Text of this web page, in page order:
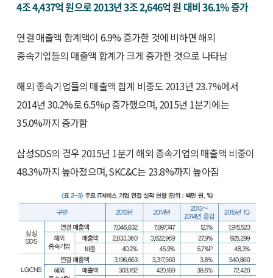
4조 4,437억 원으로 2013년 3조 2,646억 원 대비 36.1% 증가
연결 매출액 합계액이 6.9% 증가한 것에 비하면 해외
종속기업들의 매출액 합계가 크게 증가한 것으로 나타남
해외 종속기업들의 매출액 합계 비중도 2013년 23.7%에서
2014년 30.2%로 6.5%p 증가했으며, 2015년 1분기에는
35.0%까지 증가함
삼성SDS의 경우 2015년 1분기 해외 종속기업의 매출액 비중이
48.3%까지 높아졌으며, SKC&C는 23.8%까지 높아짐